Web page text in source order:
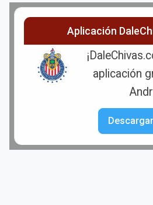
Aplicación
aplicación
Descargar